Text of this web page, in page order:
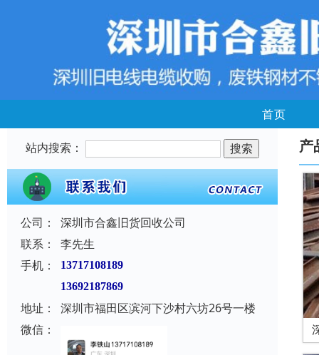
首页
站内搜索：
公司：
深圳市合鑫旧货回收公司
联系：
李先生
手机：
13717108189
13692187869
地址：
深圳市福田区滨河下沙村六坊26号一楼
微信：
产